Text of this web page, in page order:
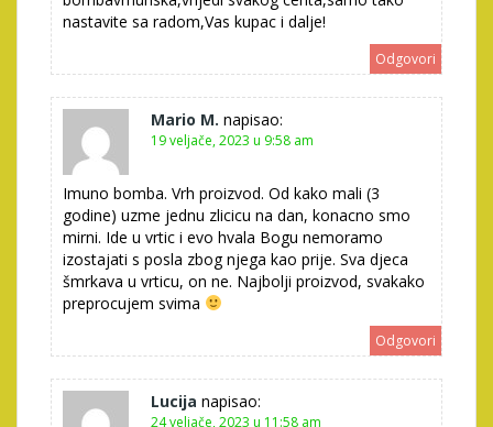
nastavite sa radom,Vas kupac i dalje!
Odgovori
Mario M. napisao:
19 veljače, 2023 u 9:58 am
Imuno bomba. Vrh proizvod. Od kako mali (3
godine) uzme jednu zlicicu na dan, konacno smo
mirni. Ide u vrtic i evo hvala Bogu nemoramo
izostajati s posla zbog njega kao prije. Sva djeca
šmrkava u vrticu, on ne. Najbolji proizvod, svakako
preprocujem svima
Odgovori
Lucija napisao:
24 veljače, 2023 u 11:58 am